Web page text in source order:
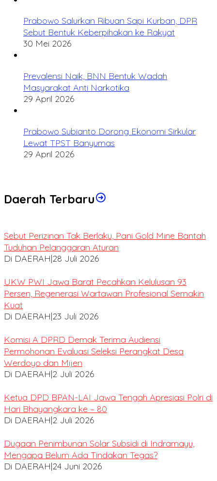
Prabowo Salurkan Ribuan Sapi Kurban, DPR
Sebut Bentuk Keberpihakan ke Rakyat
30 Mei 2026
Prevalensi Naik, BNN Bentuk Wadah
Masyarakat Anti Narkotika
29 April 2026
Prabowo Subianto Dorong Ekonomi Sirkular
Lewat TPST Banyumas
29 April 2026
Daerah Terbaru
Sebut Perizinan Tak Berlaku, Pani Gold Mine Bantah
Tuduhan Pelanggaran Aturan
Di DAERAH|28 Juli 2026
UKW PWI Jawa Barat Pecahkan Kelulusan 93
Persen, Regenerasi Wartawan Profesional Semakin
Kuat
Di DAERAH|23 Juli 2026
Komisi A DPRD Demak Terima Audiensi
Permohonan Evaluasi Seleksi Perangkat Desa
Werdoyo dan Mijen
Di DAERAH|2 Juli 2026
Ketua DPD BPAN-LAI Jawa Tengah Apresiasi Polri di
Hari Bhayangkara ke – 80
Di DAERAH|2 Juli 2026
Dugaan Penimbunan Solar Subsidi di Indramayu,
Mengapa Belum Ada Tindakan Tegas?
Di DAERAH|24 Juni 2026